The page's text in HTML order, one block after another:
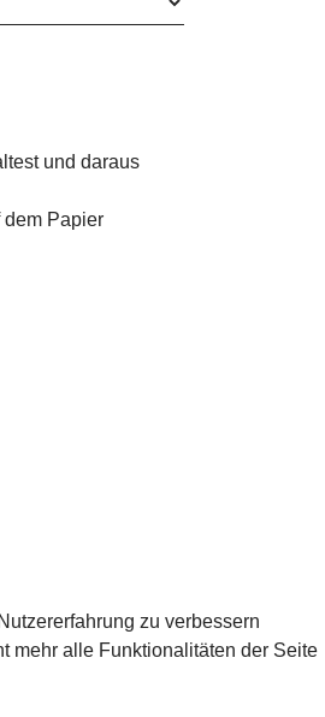
und daraus
Papier
zu verbessern
mehr alle Funktionalitäten der Seite